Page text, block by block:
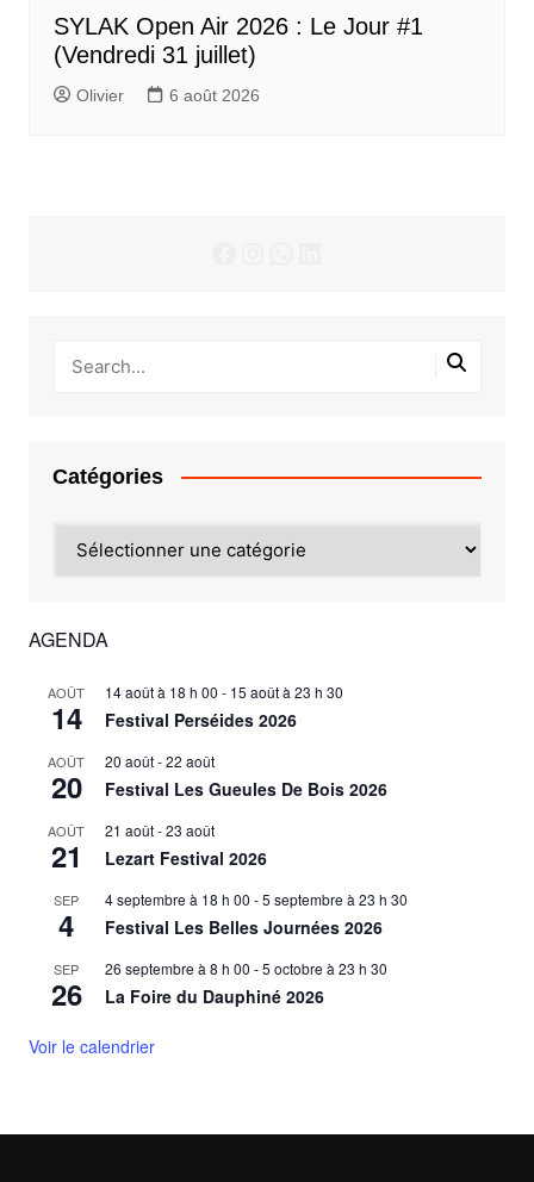
SYLAK Open Air 2026 : Le Jour #1
(Vendredi 31 juillet)
Olivier 6 août 2026
Catégories
AGENDA
AOÛT
14
14 août à 18 h 00 - 15 août à 23 h 30
Festival Perséides 2026
AOÛT
20
20 août-22 août
Festival Les Gueules De Bois 2026
AOÛT
21
21 août-23 août
Lezart Festival 2026
SEP
4
4 septembre à 18 h 00 -5 septembre à 23 h 30
Festival Les Belles Journées 2026
SEP
26
26 septembre à 8 h 00 -5 octobre à 23 h 30
La Foire du Dauphiné 2026
Voir le calendrier